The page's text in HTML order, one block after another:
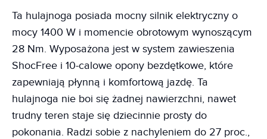
Ta hulajnoga posiada mocny silnik elektryczny o
mocy 1400 W i momencie obrotowym wynoszącym
28 Nm. Wyposażona jest w system zawieszenia
ShocFree i 10-calowe opony bezdętkowe, które
zapewniają płynną i komfortową jazdę. Ta
hulajnoga nie boi się żadnej nawierzchni, nawet
trudny teren staje się dziecinnie prosty do
pokonania. Radzi sobie z nachyleniem do 27 proc.,